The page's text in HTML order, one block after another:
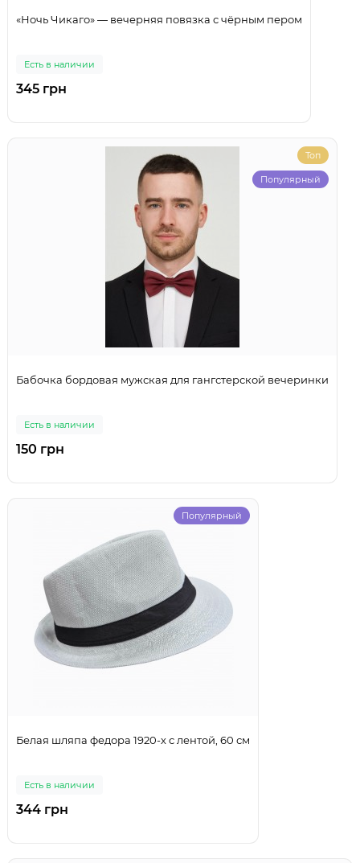
«Ночь Чикаго» — вечерняя повязка с чёрным пером
Есть в наличии
345 грн
Топ
Популярный
Бабочка бордовая мужская для гангстерской вечеринки
Есть в наличии
150 грн
Популярный
Белая шляпа федора 1920-х с лентой, 60 см
Есть в наличии
344 грн